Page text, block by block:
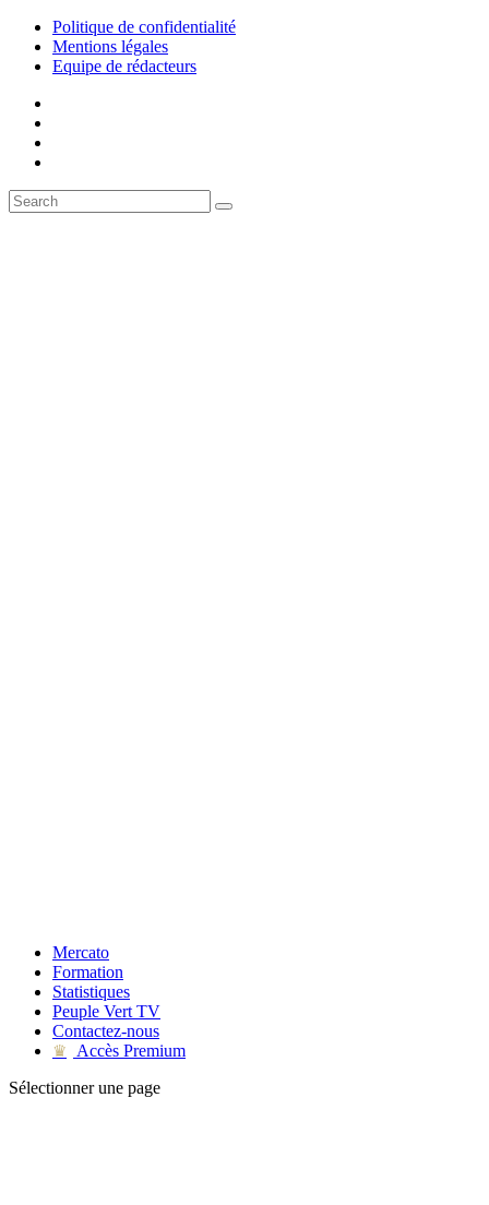
Politique de confidentialité
Mentions légales
Equipe de rédacteurs
Mercato
Formation
Statistiques
Peuple Vert TV
Contactez-nous
♛
Accès Premium
Sélectionner une page